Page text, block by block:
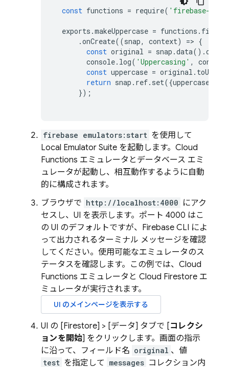
const functions = require( 'firebase-
exports .makeUppercase = functions .
.onCreate((snap, context) => {
const original = snap .data() .
console. log( 'Uppercasing' , context
const uppercase = original .
return snap . ref. set({uppercase
});
firebase emulators:start を使用して
Local Emulator Suite を起動します。 Cloud
Functions エミュレータとデータベース エミ
ュレータが起動し、相互動作するように自動
的に構成されます。
ブラウザで http://localhost:4000 にアク
セスし、UI を表示します。ポート 4000 はこ
の UI のデフォルトですが、 Firebase CLI によ
って出力されるターミナル メッセージを確認
してください。使用可能なエミュレータのス
テータスを確認します。この例では、 Cloud
Functions エミュレータと Cloud Firestore エ
ミュレータが実行されます。
UI のメインページを表示する
UI の [Firestore] > [データ] タブで [コレクシ
ョンを開始] をクリックします。画面の指示
に沿って、フィールド名 original 、値
test を指定して messages コレクション内